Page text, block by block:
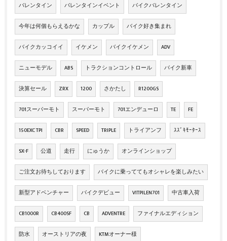
バレンタイン バレンタインイベント バイクバレンタイン
今年は何個もらえるかな カップル バイク好き集まれ
バイクカッコイイ イケメン バイクイケメン ADV
ニューモデル ABS トラクションコントロール バイク新車
決算セール ZRX 1200 さかたし R1200GS
701スーパーモト スーパーモト 701エンデューロ TE FE
150EXC TPI CBR SPEED TRIPLE トライアンフ ｽｽﾞｷﾓｰﾀｰｽ
SX-F 公道 走行 にゅうか オンラインショップ
ご注文お待ちしております バイクに乗っててもオシャレを楽しみたい
新型アドベンチャー バイクデビュー VITPILEN701 中古車入荷
CB1000R CB400SF CB ADVENTRE ファイナルエディション
防水 オーストリアの夜 KTMオーナー様